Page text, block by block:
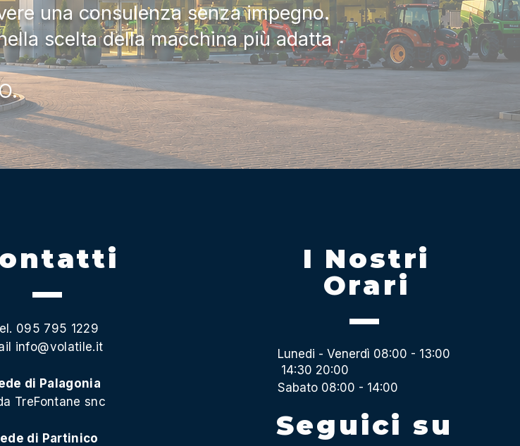
una consulenza senza impegno.
scelta della macchina più adatta
095 795 1229
info@volatile.it
di Palagonia
TreFontane snc
di Partinico
I Nostri
Orari
Lunedi - Venerdì 08:00 - 13:00
14:30 20:00
Sabato 08:00 - 14:00
Seguici su